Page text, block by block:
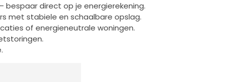
bespaar direct op je energierekening.
met stabiele en schaalbare opslag.
of energieneutrale woningen.